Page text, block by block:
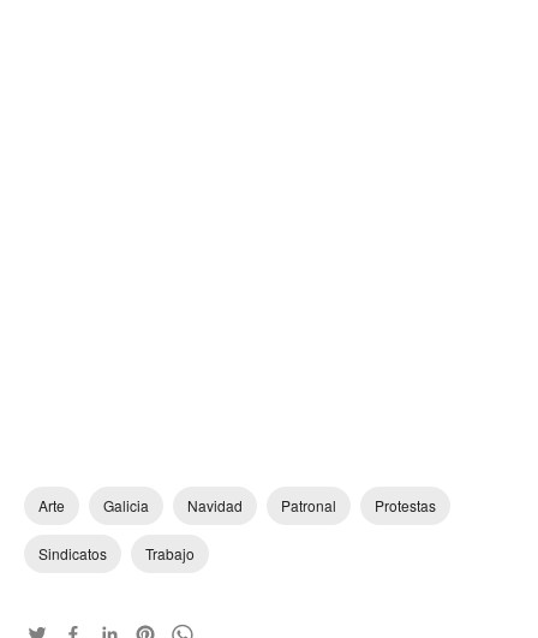
Arte Galicia Navidad Patronal Protestas
Sindicatos Trabajo